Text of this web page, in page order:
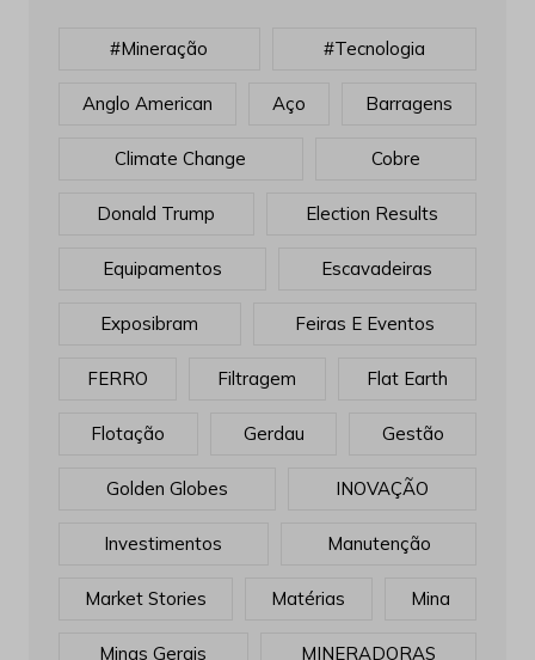
#mineração #tecnologia
Anglo American Aço Barragens
Climate Change Cobre
Donald Trump Election Results
Equipamentos Escavadeiras
Exposibram Feiras E Eventos
FERRO Filtragem Flat Earth
Flotação Gerdau Gestão
Golden Globes INOVAÇÃO
Investimentos Manutenção
Market Stories Matérias Mina
Minas Gerais MINERADORAS